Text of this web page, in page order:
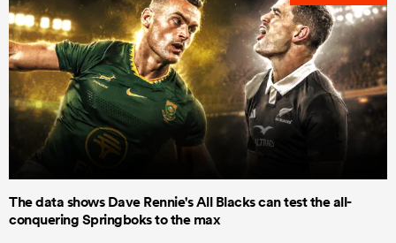
The data shows Dave Rennie's All Blacks can test the all-
conquering Springboks to the max